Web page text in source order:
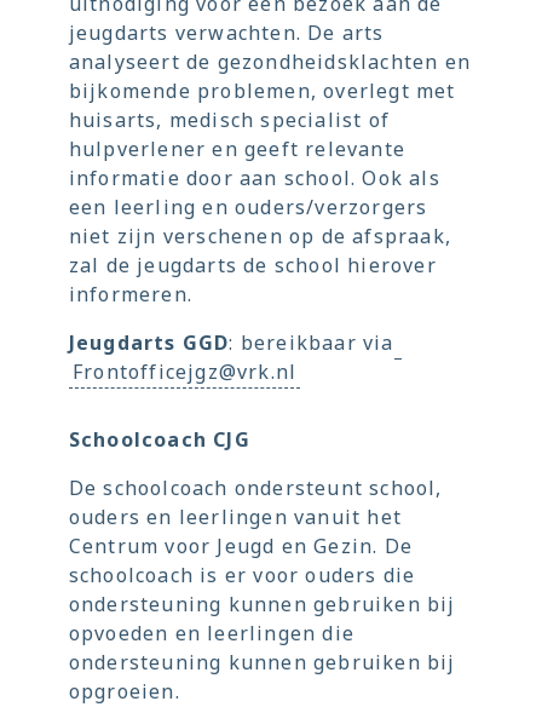
jeugdarts verwachten. De arts
analyseert de gezondheidsklachten en
bijkomende problemen, overlegt met
huisarts, medisch specialist of
hulpverlener en geeft relevante
informatie door aan school. Ook als
een leerling en ouders/verzorgers
niet zijn verschenen op de afspraak,
zal de jeugdarts de school hierover
informeren.
Jeugdarts GGD: bereikbaar via
Frontofficejgz@vrk.nl
Schoolcoach CJG
De schoolcoach ondersteunt school,
ouders en leerlingen vanuit het
Centrum voor Jeugd en Gezin. De
schoolcoach is er voor ouders die
ondersteuning kunnen gebruiken bij
opvoeden en leerlingen die
ondersteuning kunnen gebruiken bij
opgroeien.